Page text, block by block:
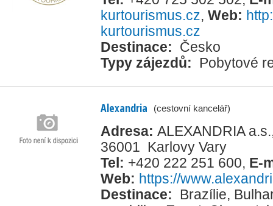
kurtourismus.cz, Web:
kurtourismus.cz
Destinace: Česko
Typy zájezdů:
Pobytové
Alexandria (cestovní kancelář)
Adresa: ALEXANDRIA
36001 Karlovy Vary
Tel: +420 222 251 600, E-
Web: https://
Destinace:
Brazílie,